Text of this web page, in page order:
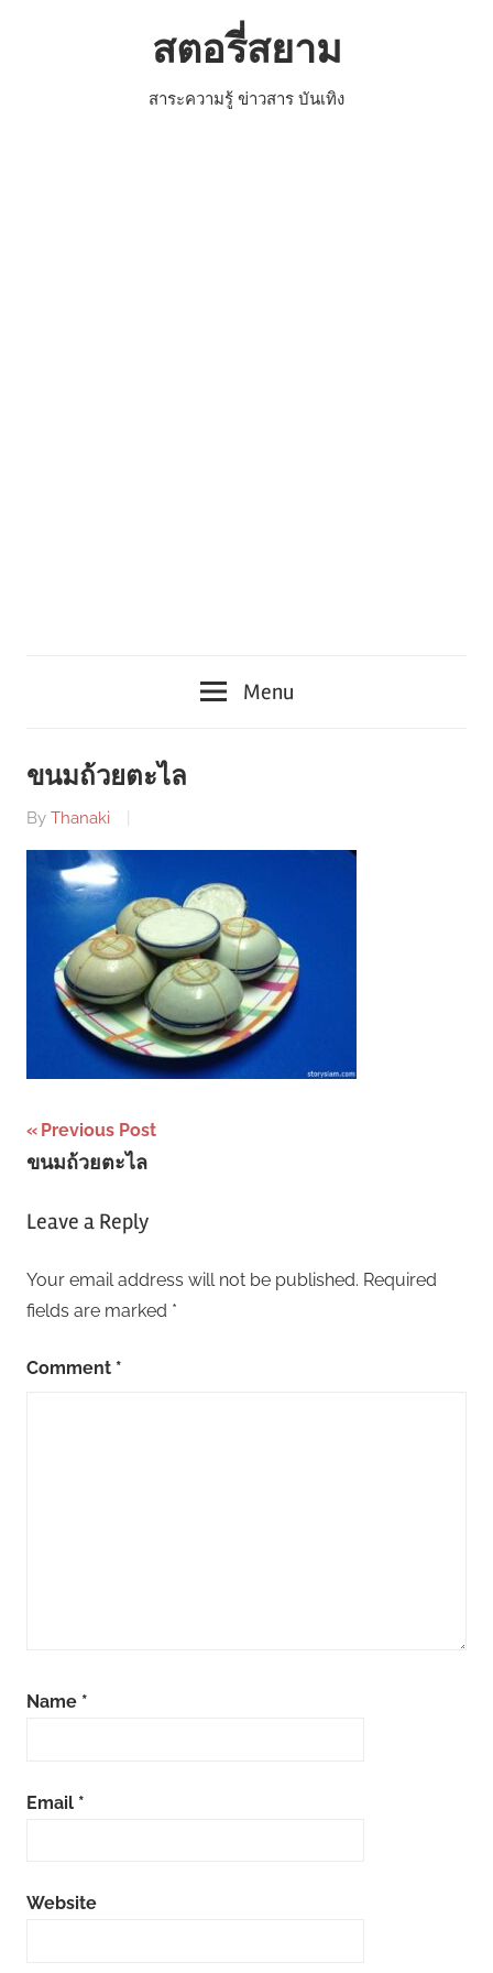
สตอรี่สยาม
สาระความรู้ ข่าวสาร บันเทิง
Menu
ขนมถ้วยตะไล
By Thanaki
Post
navigation
Previous Post
ขนมถ้วยตะไล
Leave a Reply
Your email address will not be published. Required
fields are marked *
Comment *
Name *
Email *
Website